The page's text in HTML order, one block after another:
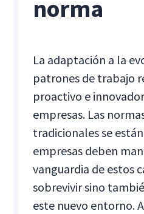
norma
La adaptación a la
patrones de trabajo
proactivo e
empresas. Las
tradicionales se
empresas deben
vanguardia de estos
sobrevivir sino
este nuevo entorno.